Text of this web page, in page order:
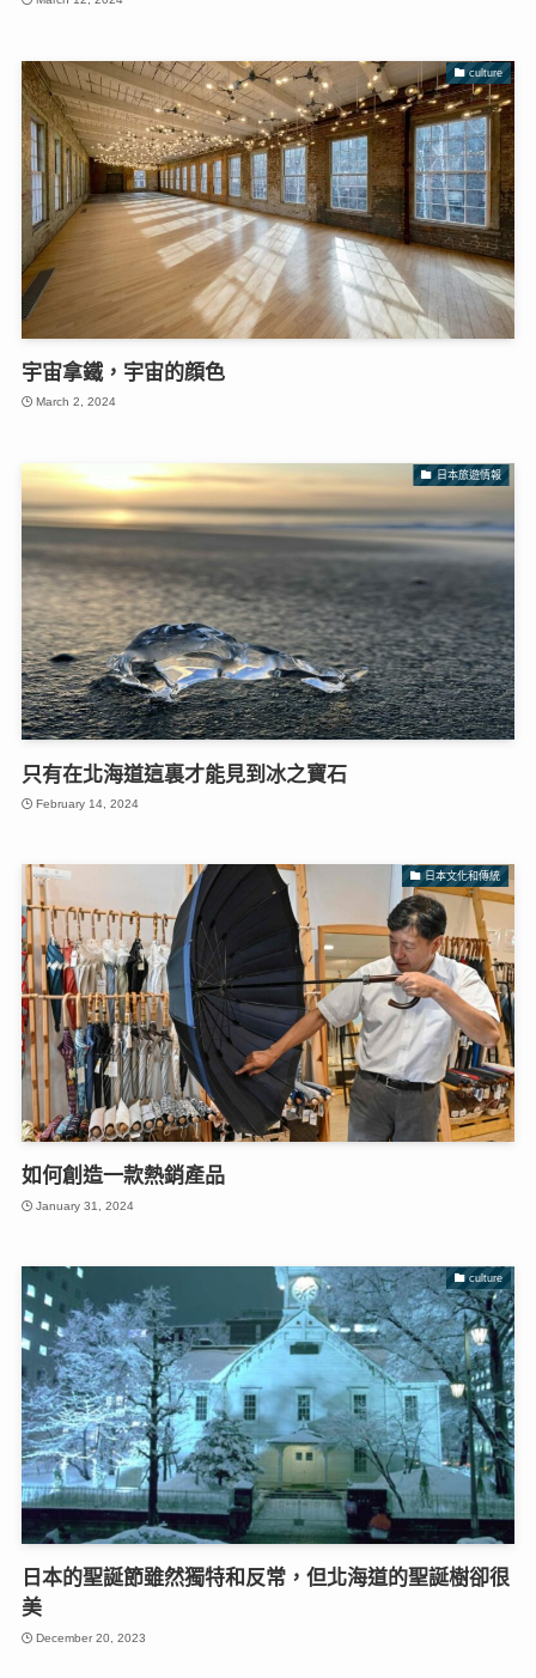
culture
宇宙拿鐵，宇宙的顔色
March 2, 2024
日本旅遊情報
只有在北海道這裏才能見到冰之寶石
February 14, 2024
日本文化和傳統
如何創造一款熱銷產品
January 31, 2024
culture
日本的聖誕節雖然獨特和反常，但北海道的聖誕樹卻很
美
December 20, 2023